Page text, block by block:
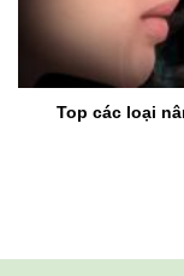
Top các loại